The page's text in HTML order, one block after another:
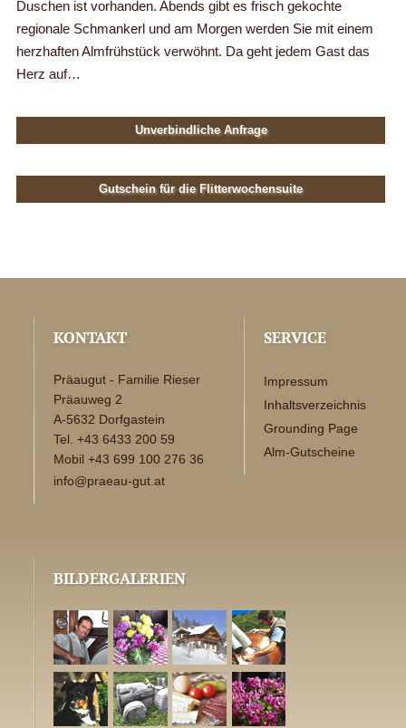
Duschen ist vorhanden. Abends gibt es frisch gekochte
regionale Schmankerl und am Morgen werden Sie mit einem
herzhaften Almfrühstück verwöhnt. Da geht jedem Gast das
Herz auf…
Unverbindliche Anfrage
Gutschein für die Flitterwochensuite
KONTAKT
Präaugut - Familie Rieser
Präauweg 2
A-5632 Dorfgastein
Tel. +43 6433 200 59
Mobil +43 699 100 276 36
info@praeau-gut.at
SERVICE
Impressum
Inhaltsverzeichnis
Grounding Page
Alm-Gutscheine
BILDERGALERIEN